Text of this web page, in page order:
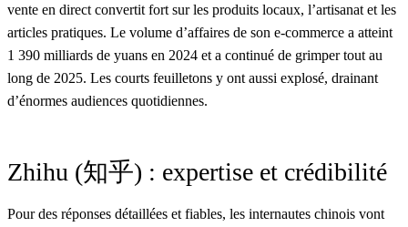
vente en direct convertit fort sur les produits locaux, l’artisanat et les
articles pratiques. Le volume d’affaires de son e-commerce a atteint
1 390 milliards de yuans en 2024 et a continué de grimper tout au
long de 2025. Les courts feuilletons y ont aussi explosé, drainant
d’énormes audiences quotidiennes.
Zhihu (知乎) : expertise et crédibilité
Pour des réponses détaillées et fiables, les internautes chinois vont